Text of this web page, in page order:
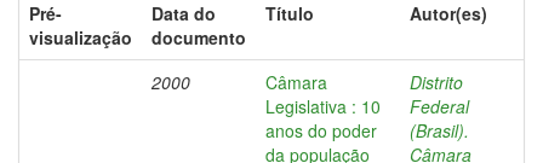
Pré-
visualização
Data do
documento
Título Autor(es)
2000
Câmara
Legislativa : 10
anos do poder
da população
Distrito
Federal
(Brasil).
Câmara